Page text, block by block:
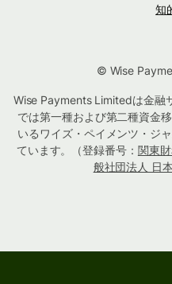
知
© Wise
Wise Payments Limitedは金融
では第一種および第二種資金
いるワイズ・ペイメンツ・ジ
ています。（登録番号： 関東
般社団法人 日